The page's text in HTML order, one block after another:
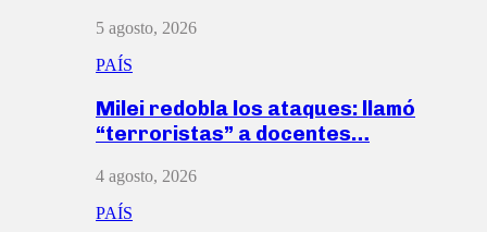
5 agosto, 2026
PAÍS
Milei redobla los ataques: llamó
“terroristas” a docentes…
4 agosto, 2026
PAÍS